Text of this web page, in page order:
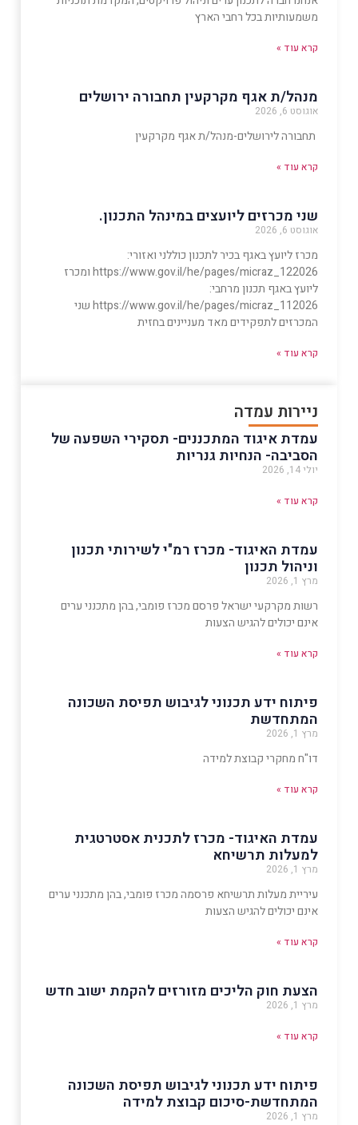
משמעותיות בכל רחבי הארץ
קרא עוד »
מנהל/ת אגף מקרקעין תחבורה ירושלים
אוגוסט 6, 2026
תחבורה לירושלים-מנהל/ת אגף מקרקעין
קרא עוד »
שני מכרזים ליועצים במינהל התכנון.
אוגוסט 6, 2026
מכרז ליועץ באגף בכיר לתכנון כוללני ואזורי:
https://www.gov.il/he/pages/micraz_122026 ומכרז
ליועץ באגף תכנון מרחבי:
https://www.gov.il/he/pages/micraz_112026 שני
המכרזים לתפקידים מאד מעניינים בחזית
קרא עוד »
ניירות עמדה
עמדת איגוד המתכננים- תסקירי השפעה של
הסביבה- הנחיות גנריות
יולי 14, 2026
קרא עוד »
עמדת האיגוד- מכרז רמ"י לשירותי תכנון
וניהול תכנון
מרץ 1, 2026
רשות מקרקעי ישראל פרסם מכרז פומבי, בהן מתכנני ערים
אינם יכולים להגיש הצעות
קרא עוד »
פיתוח ידע תכנוני לגיבוש תפיסת השכונה
המתחדשת
מרץ 1, 2026
דו"ח מחקרי קבוצת למידה
קרא עוד »
עמדת האיגוד- מכרז לתכנית אסטרטגית
למעלות תרשיחא
מרץ 1, 2026
עיריית מעלות תרשיחא פרסמה מכרז פומבי, בהן מתכנני ערים
אינם יכולים להגיש הצעות
קרא עוד »
הצעת חוק הליכים מזורזים להקמת ישוב חדש
מרץ 1, 2026
קרא עוד »
פיתוח ידע תכנוני לגיבוש תפיסת השכונה
המתחדשת-סיכום קבוצת למידה
מרץ 1, 2026